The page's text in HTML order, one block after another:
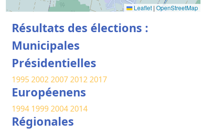
Leaflet | OpenStreetMap
Résultats des élections :
Municipales
Présidentielles
19952002200720122017
Européenens
1994 199920042014
Régionales